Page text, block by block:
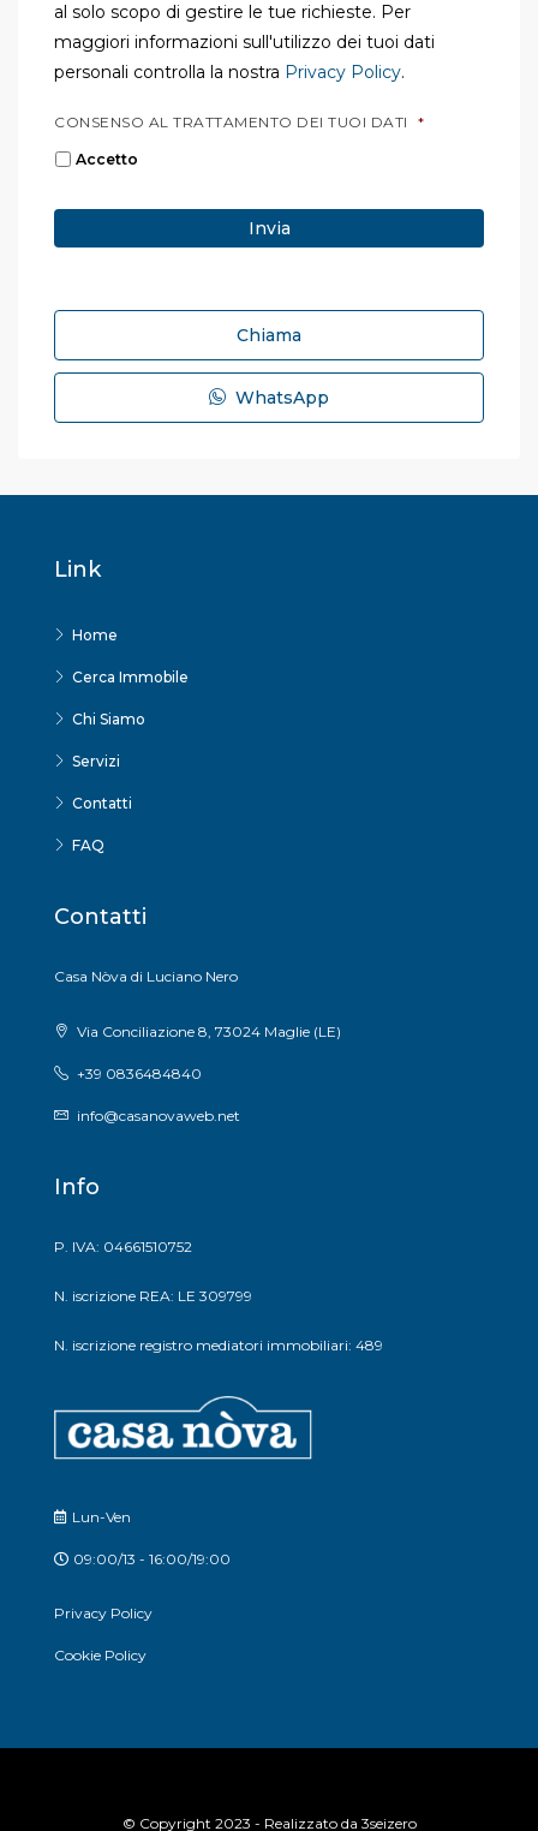
al solo scopo di gestire le tue richieste. Per
maggiori informazioni sull'utilizzo dei tuoi dati
personali controlla la nostra Privacy Policy.
CONSENSO AL TRATTAMENTO DEI TUOI DATI *
Accetto
Chiama
WhatsApp
Link
Home
Cerca Immobile
Chi Siamo
Servizi
Contatti
FAQ
Contatti
Casa Nòva di Luciano Nero
Via Conciliazione 8, 73024 Maglie (LE)
+39 0836484840
info@casanovaweb.net
Info
P. IVA: 04661510752
N. iscrizione REA: LE 309799
N. iscrizione registro mediatori immobiliari: 489
Lun-Ven
09:00/13 - 16:00/19:00
Privacy Policy
Cookie Policy
© Copyright 2023 - Realizzato da 3seizero